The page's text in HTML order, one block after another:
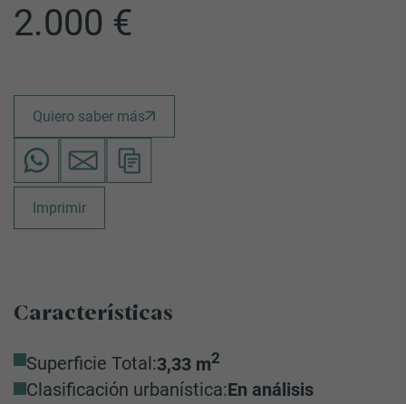
2.000 €
Quiero saber más
Imprimir
Características
Superficie Total:3,33 m2
Clasificación urbanística:En análisis